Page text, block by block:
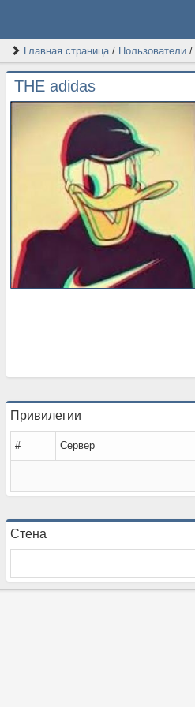
Главная страница/ Пользователи/
THE adidas
Привилегии
# Сервер
Стена